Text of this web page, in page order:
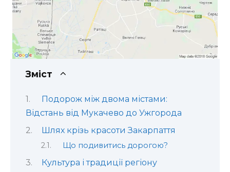
Зміст
Подорож між двома містами:
Відстань від Мукачево до Ужгорода
Шлях крізь красоти Закарпаття
Що подивитись дорогою?
Культура і традиції регіону